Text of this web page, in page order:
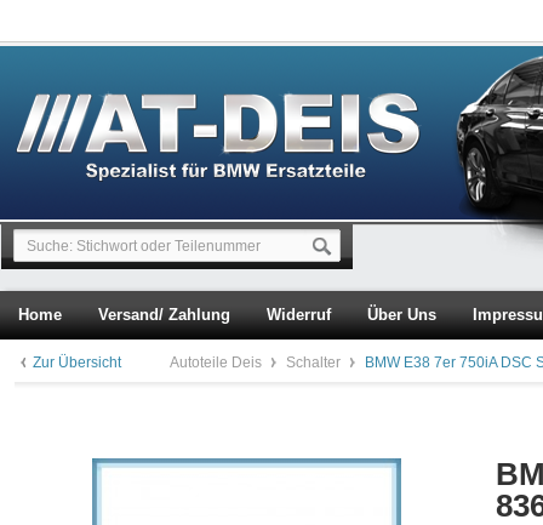
Home Versand/ Zahlung Widerruf Über Uns
Zur Übersicht Autoteile Deis Schalter BMW E38 7er 750iA DSC